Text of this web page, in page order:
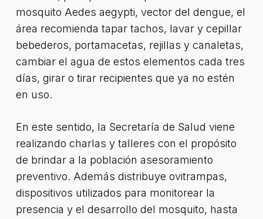
mosquito Aedes aegypti, vector del dengue, el
área recomienda tapar tachos, lavar y cepillar
bebederos, portamacetas, rejillas y canaletas,
cambiar el agua de estos elementos cada tres
días, girar o tirar recipientes que ya no estén
en uso.
En este sentido, la Secretaría de Salud viene
realizando charlas y talleres con el propósito
de brindar a la población asesoramiento
preventivo. Además distribuye ovitrampas,
dispositivos utilizados para monitorear la
presencia y el desarrollo del mosquito, hasta